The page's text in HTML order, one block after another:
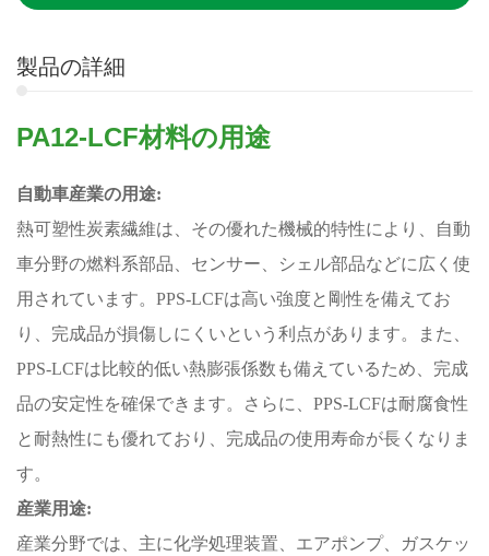
製品の詳細
PA12-LCF材料の用途
自動車産業の用途:
熱可塑性炭素繊維は、その優れた機械的特性により、自動
車分野の燃料系部品、センサー、シェル部品などに広く使
用されています。PPS-LCFは高い強度と剛性を備えてお
り、完成品が損傷しにくいという利点があります。また、
PPS-LCFは比較的低い熱膨張係数も備えているため、完成
品の安定性を確保できます。さらに、PPS-LCFは耐腐食性
と耐熱性にも優れており、完成品の使用寿命が長くなりま
す。
産業用途:
産業分野では、主に化学処理装置、エアポンプ、ガスケッ